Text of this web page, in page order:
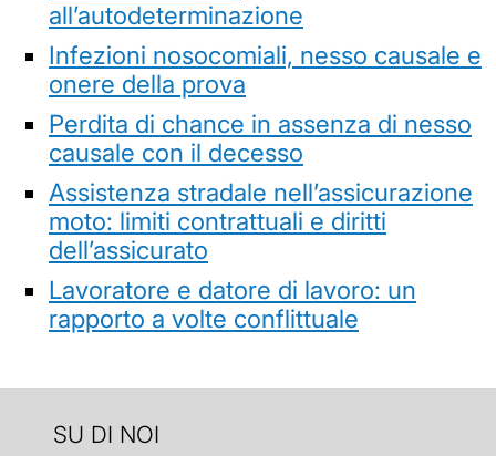
all’autodeterminazione
Infezioni nosocomiali, nesso causale e
onere della prova
Perdita di chance in assenza di nesso
causale con il decesso
Assistenza stradale nell’assicurazione
moto: limiti contrattuali e diritti
dell’assicurato
Lavoratore e datore di lavoro: un
rapporto a volte conflittuale
SU DI NOI